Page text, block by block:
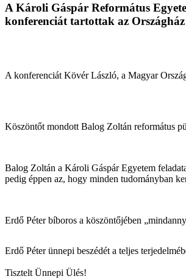
A Károli Gáspár Református
konferenciát tartottak az
A konferenciát Kövér László, a Magyar
Köszöntőt mondott Balog Zoltán református
Balog Zoltán a Károli Gáspár Egyetem
pedig éppen az, hogy minden tudományban
Erdő Péter bíboros a köszöntőjében
Erdő Péter ünnepi beszédét a teljes
Tisztelt Ünnepi Ülés!